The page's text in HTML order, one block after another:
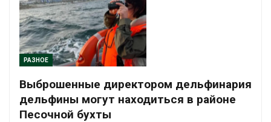
РАЗНОЕ
Выброшенные директором дельфинария
дельфины могут находиться в районе
Песочной бухты